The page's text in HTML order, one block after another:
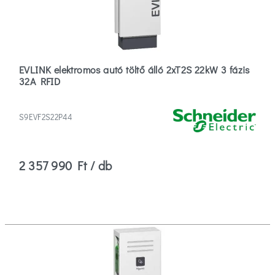
EVLINK elektromos autó töltő álló 2xT2S 22kW 3 fázis
32A RFID
S9EVF2S22P44
2 357 990 Ft / db